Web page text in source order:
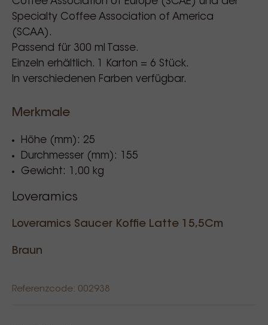
Specialty Coffee Association of America
(SCAA).
Passend für 300 ml Tasse.
Einzeln erhältlich. 1 Karton = 6 Stück.
In verschiedenen Farben verfügbar.
Merkmale
Höhe (mm): 25
Durchmesser (mm): 155
Gewicht: 1,00 kg
Loveramics
Loveramics Saucer Koffie Latte 15,5Cm
Braun
Referenzcode: 002938